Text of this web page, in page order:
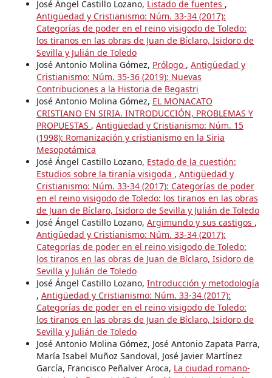
José Ángel Castillo Lozano, Listado de fuentes ,
Antigüedad y Cristianismo: Núm. 33-34 (2017):
Categorías de poder en el reino visigodo de Toledo:
los tiranos en las obras de Juan de Bíclaro, Isidoro de
Sevilla y Julián de Toledo
José Antonio Molina Gómez, Prólogo , Antigüedad y
Cristianismo: Núm. 35-36 (2019): Nuevas
Contribuciones a la Historia de Begastri
José Antonio Molina Gómez, EL MONACATO
CRISTIANO EN SIRIA. INTRODUCCIÓN, PROBLEMAS Y
PROPUESTAS , Antigüedad y Cristianismo: Núm. 15
(1998): Romanización y cristianismo en la Siria
Mesopotámica
José Ángel Castillo Lozano, Estado de la cuestión:
Estudios sobre la tiranía visigoda , Antigüedad y
Cristianismo: Núm. 33-34 (2017): Categorías de poder
en el reino visigodo de Toledo: los tiranos en las obras
de Juan de Bíclaro, Isidoro de Sevilla y Julián de Toledo
José Ángel Castillo Lozano, Argimundo y sus castigos ,
Antigüedad y Cristianismo: Núm. 33-34 (2017):
Categorías de poder en el reino visigodo de Toledo:
los tiranos en las obras de Juan de Bíclaro, Isidoro de
Sevilla y Julián de Toledo
José Ángel Castillo Lozano, Introducción y metodología
, Antigüedad y Cristianismo: Núm. 33-34 (2017):
Categorías de poder en el reino visigodo de Toledo:
los tiranos en las obras de Juan de Bíclaro, Isidoro de
Sevilla y Julián de Toledo
José Antonio Molina Gómez, José Antonio Zapata Parra,
María Isabel Muñoz Sandoval, José Javier Martínez
García, Francisco Peñalver Aroca, La ciudad romano-